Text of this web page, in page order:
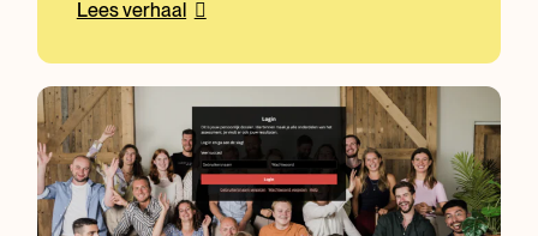
Lees verhaal